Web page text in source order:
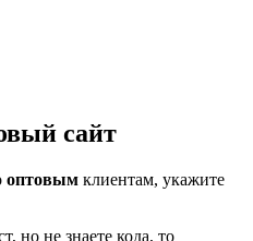
сайт
оптовым клиентам, укажите
но не знаете кода, то